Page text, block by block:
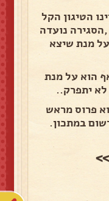
הטיגון הקל
נועדה
מנת שיצא
הוא על מנת
יתפרק..
פרוס מראש
במתכון.
>>